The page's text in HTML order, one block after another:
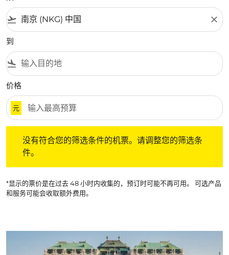
flight_takeoff close
到
flight_land
价格
元
没有符合您的筛选条件的机票。请调整您的筛选条
件。
*显示的票价是在过去 48 小时内收集的，预订时可能不再可用。 可选产品
和服务可能会收取额外费用。